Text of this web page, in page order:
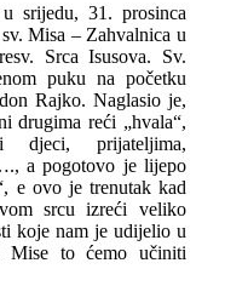
srijedu, 31. prosinca
Misa – Zahvalnica u
Srca Isusova. Sv.
puku na početku
Rajko. Naglasio je,
drugima reći „hvala“,
djeci, prijateljima,
a pogotovo je lijepo
e ovo je trenutak kad
srcu izreći veliko
koje nam je udijelio u
Mise to ćemo učiniti